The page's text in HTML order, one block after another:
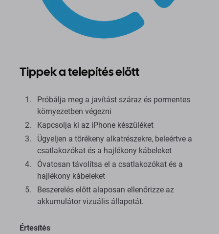
Tippek a telepítés előtt
Próbálja meg a javítást száraz és pormentes
környezetben végezni
Kapcsolja ki az iPhone készüléket
Ügyeljen a törékeny alkatrészekre, beleértve a
csatlakozókat és a hajlékony kábeleket
Óvatosan távolítsa el a csatlakozókat és a
hajlékony kábeleket
Beszerelés előtt alaposan ellenőrizze az
akkumulátor vizuális állapotát.
Értesítés